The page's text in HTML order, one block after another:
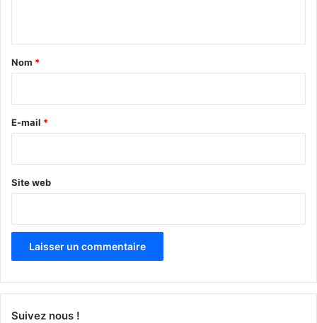
a
e
Nom *
E-mail *
Site web
Suivez nous !